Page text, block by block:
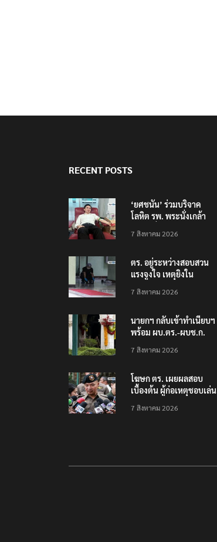
RECENT POSTS
‘ยศชนัน’ ร่วมบริจาค
โลหิต รพ. พระนั่งเกล้า
เทพศิรินทร์ นนทบุรี
7 สิงหาคม 2026
ตร. อยู่ระหว่างสอบสวน
แรงจูงใจ เหตุยิงใน
นนทบุรี พบเด็กก่อเหตุ
7 สิงหาคม 2026
นายกฯ กลับเข้าทำเนียบฯ
พร้อม ผบ.ตร.-ผบช.ก.
ปืนเถื่อน
7 สิงหาคม 2026
โฆษก ตร. เผยผลสอบ
เบื้องต้น ผู้ก่อเหตุชอบเล่น
เหตุรุนแรงก่อนลงมือ
7 สิงหาคม 2026